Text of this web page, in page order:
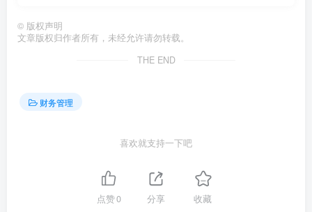
© 版权声明
文章版权归作者所有，未经允许请勿转载。
THE END
财务管理
喜欢就支持一下吧
点赞0 分享 收藏